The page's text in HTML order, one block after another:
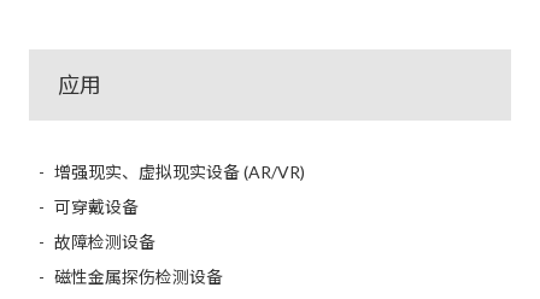
应用
增强现实、虚拟现实设备 (AR/VR)
可穿戴设备
故障检测设备
磁性金属探伤检测设备